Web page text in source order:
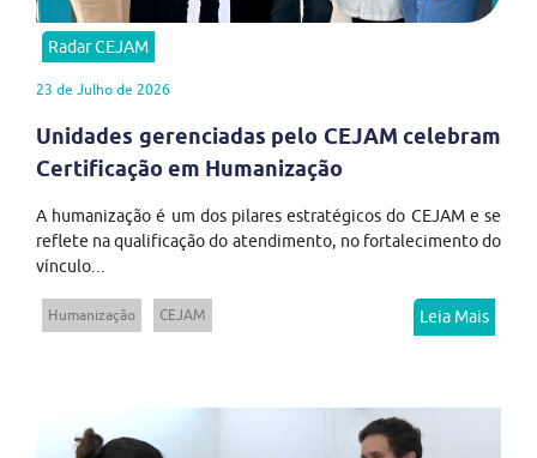
Radar CEJAM
23 de Julho de 2026
Unidades gerenciadas pelo CEJAM celebram
Certificação em Humanização
A humanização é um dos pilares estratégicos do CEJAM e se
reflete na qualificação do atendimento, no fortalecimento do
vínculo...
Humanização CEJAM Leia Mais